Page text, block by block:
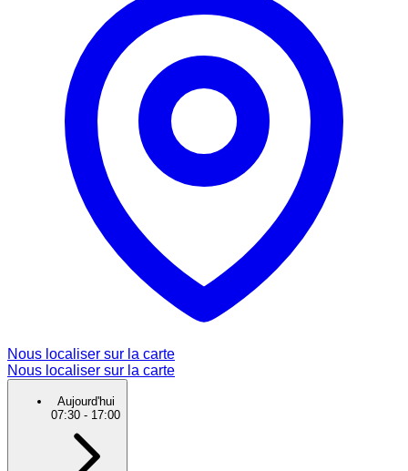
Nous localiser sur la carte
Nous localiser sur la carte
Aujourd'hui
07:30 - 17:00